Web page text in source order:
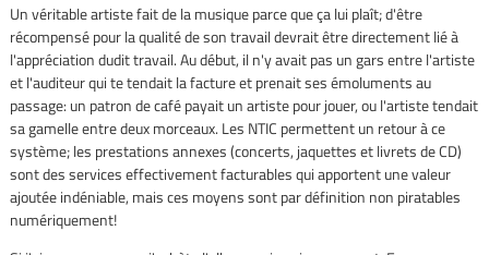
Un véritable artiste fait de la musique parce que ça lui plaît; d'être
récompensé pour la qualité de son travail devrait être directement lié à
l'appréciation dudit travail. Au début, il n'y avait pas un gars entre l'artiste
et l'auditeur qui te tendait la facture et prenait ses émoluments au
passage: un patron de café payait un artiste pour jouer, ou l'artiste tendait
sa gamelle entre deux morceaux. Les NTIC permettent un retour à ce
système; les prestations annexes (concerts, jaquettes et livrets de CD)
sont des services effectivement facturables qui apportent une valeur
ajoutée indéniable, mais ces moyens sont par définition non piratables
numériquement!